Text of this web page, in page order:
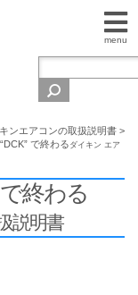
menu
ンエアコンの取扱説明書 >
で終わる ダイキン エア
で終わる
説明書